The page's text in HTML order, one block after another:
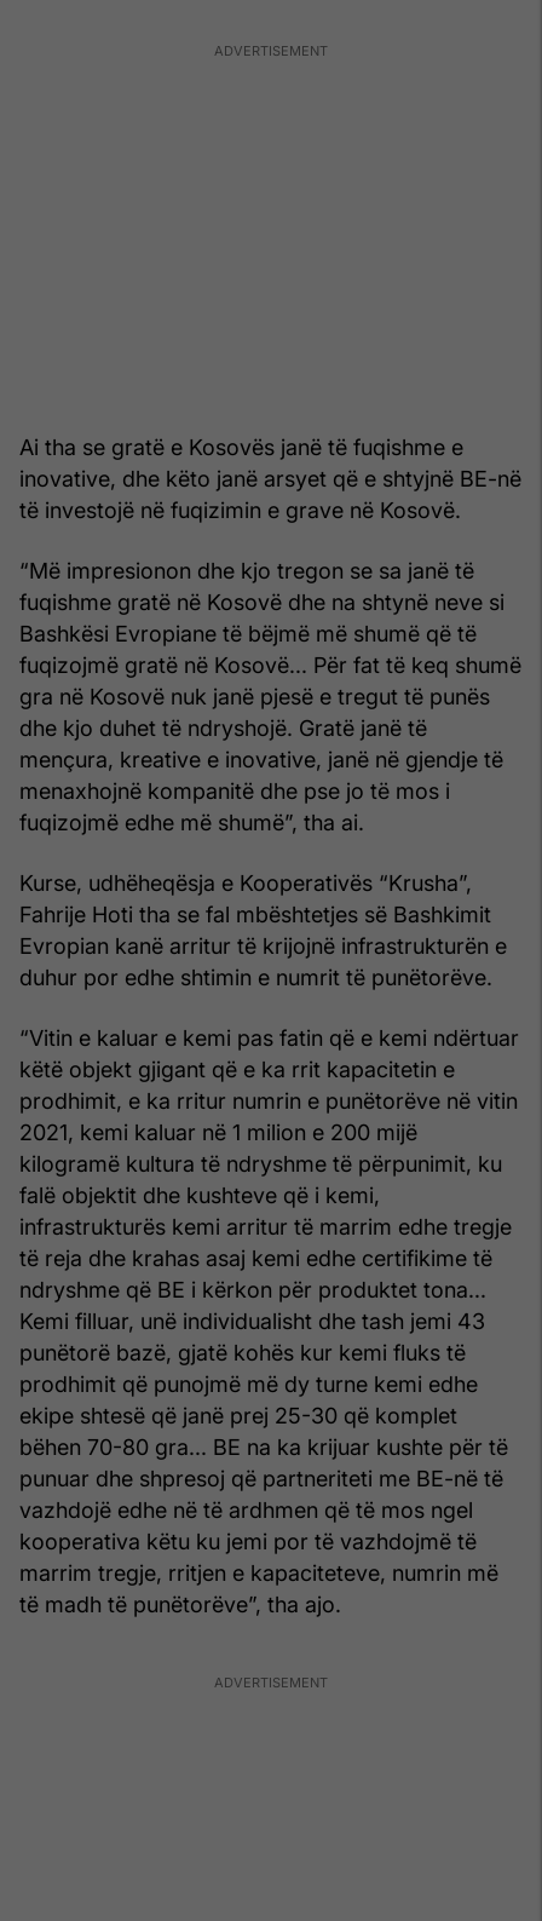
Ai tha se gratë e Kosovës janë të fuqishme e
inovative, dhe këto janë arsyet që e shtyjnë BE-në
të investojë në fuqizimin e grave në Kosovë.
“Më impresionon dhe kjo tregon se sa janë të
fuqishme gratë në Kosovë dhe na shtynë neve si
Bashkësi Evropiane të bëjmë më shumë që të
fuqizojmë gratë në Kosovë... Për fat të keq shumë
gra në Kosovë nuk janë pjesë e tregut të punës
dhe kjo duhet të ndryshojë. Gratë janë të
mençura, kreative e inovative, janë në gjendje të
menaxhojnë kompanitë dhe pse jo të mos i
fuqizojmë edhe më shumë”, tha ai.
Kurse, udhëheqësja e Kooperativës “Krusha”,
Fahrije Hoti tha se fal mbështetjes së Bashkimit
Evropian kanë arritur të krijojnë infrastrukturën e
duhur por edhe shtimin e numrit të punëtorëve.
“Vitin e kaluar e kemi pas fatin që e kemi ndërtuar
këtë objekt gjigant që e ka rrit kapacitetin e
prodhimit, e ka rritur numrin e punëtorëve në vitin
2021, kemi kaluar në 1 milion e 200 mijë
kilogramë kultura të ndryshme të përpunimit, ku
falë objektit dhe kushteve që i kemi,
infrastrukturës kemi arritur të marrim edhe tregje
të reja dhe krahas asaj kemi edhe certifikime të
ndryshme që BE i kërkon për produktet tona...
Kemi filluar, unë individualisht dhe tash jemi 43
punëtorë bazë, gjatë kohës kur kemi fluks të
prodhimit që punojmë më dy turne kemi edhe
ekipe shtesë që janë prej 25-30 që komplet
bëhen 70-80 gra... BE na ka krijuar kushte për të
punuar dhe shpresoj që partneriteti me BE-në të
vazhdojë edhe në të ardhmen që të mos ngel
kooperativa këtu ku jemi por të vazhdojmë të
marrim tregje, rritjen e kapaciteteve, numrin më
të madh të punëtorëve”, tha ajo.